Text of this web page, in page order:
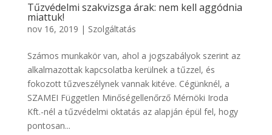
Tűzvédelmi szakvizsga árak: nem kell aggódnia
miattuk!
nov 16, 2019 | Szolgáltatás
Számos munkakör van, ahol a jogszabályok szerint az
alkalmazottak kapcsolatba kerülnek a tűzzel, és
fokozott tűzveszélynek vannak kitéve. Cégünknél, a
SZAMEI Független Minőségellenőrző Mérnöki Iroda
Kft.-nél a tűzvédelmi oktatás az alapján épül fel, hogy
pontosan...